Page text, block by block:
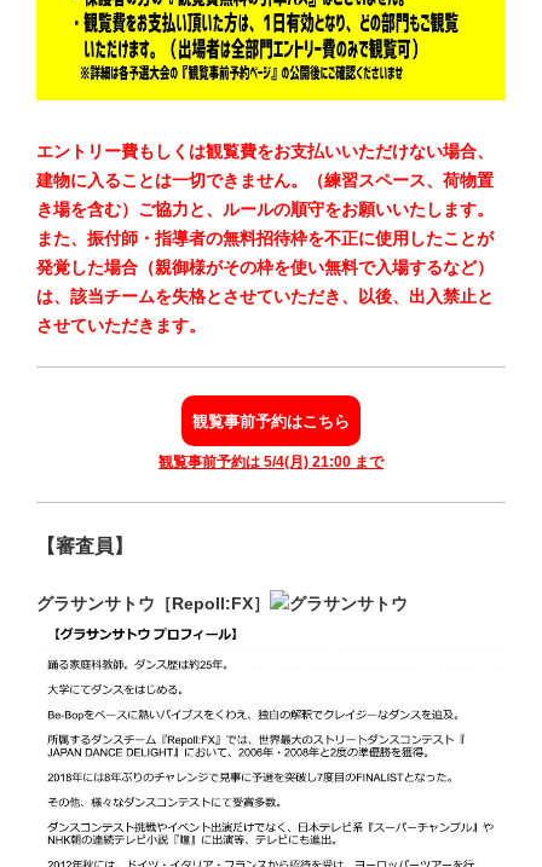
エントリー費もしくは観覧費をお支払いいただけない場合、
建物に入ることは一切できません。（練習スペース、荷物置
き場を含む）ご協力と、ルールの順守をお願いいたします。
また、 振付師・指導者の無料招待枠を不正に使用したことが
発覚した場合（親御様がその枠を使い無料で入場するなど）
は、該当チームを失格とさせていただき、以後、出入禁止と
させていただきます。
観覧事前予約はこちら
観覧事前予約は 5/4(月) 21:00 まで
【審査員】
グラサンサトウ［Repoll:FX］